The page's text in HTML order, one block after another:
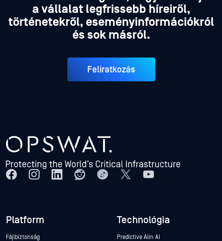
a vállalat legfrissebb híreiről,
történetekről, eseményinformációkról
és sok másról.
Feliratkozás
Platform
Fájlbiztonság
Technológia
Predictive Alin AI